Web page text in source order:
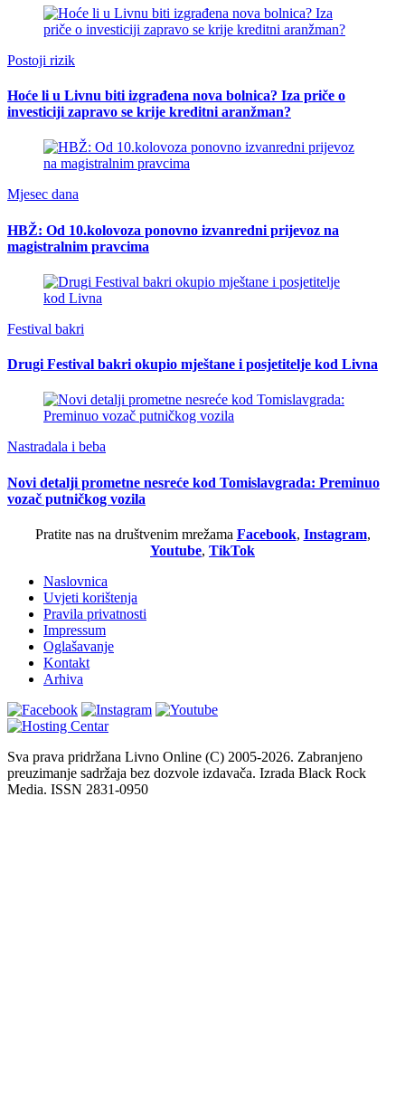
Postoji rizik
Hoće li u Livnu biti izgrađena nova bolnica? Iza priče o
investiciji zapravo se krije kreditni aranžman?
Mjesec dana
HBŽ: Od 10.kolovoza ponovno izvanredni prijevoz na
magistralnim pravcima
Festival bakri
Drugi Festival bakri okupio mještane i posjetitelje kod Livna
Nastradala i beba
Novi detalji prometne nesreće kod Tomislavgrada: Preminuo
vozač putničkog vozila
Pratite nas na društvenim mrežama Facebook, Instagram,
Youtube, TikTok
Naslovnica
Uvjeti korištenja
Pravila privatnosti
Impressum
Oglašavanje
Kontakt
Arhiva
Sva prava pridržana Livno Online (C) 2005-2026. Zabranjeno
preuzimanje sadržaja bez dozvole izdavača. Izrada Black Rock
Media. ISSN 2831-0950